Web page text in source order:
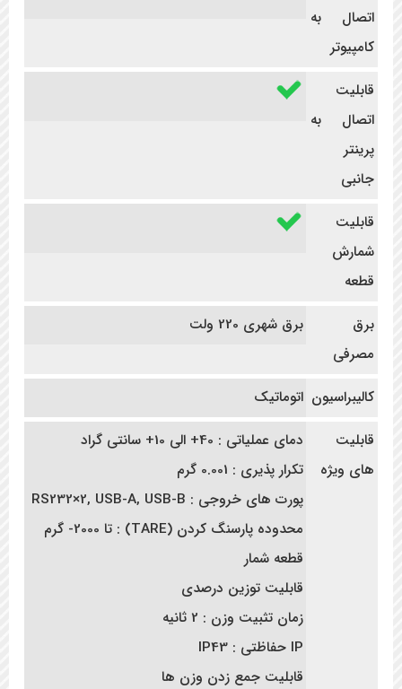
اتصال به
کامپیوتر
قابلیت
اتصال به
پرینتر
جانبی
قابلیت
شمارش
قطعه
برق
مصرفی
برق شهری 220 ولت
کالیبراسیون اتوماتیک
قابلیت
های ویژه
دمای عملیاتی : 40+ الی 10+ سانتی گراد
تکرار پذیری : 0.001 گرم
پورت های خروجی : RS232×2, USB-A, USB-B
محدوده پارسنگ کردن (TARE) : تا 2000- گرم
قطعه شمار
قابلیت توزین درصدی
زمان تثبیت وزن : 2 ثانیه
IP حفاظتی : IP43
قابلیت جمع زدن وزن ها